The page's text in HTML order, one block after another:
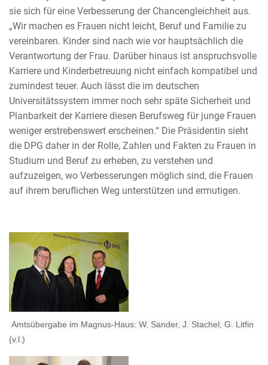
sie sich für eine Verbesserung der Chancengleichheit aus.
„Wir machen es Frauen nicht leicht, Beruf und Familie zu
vereinbaren. Kinder sind nach wie vor hauptsächlich die
Verantwortung der Frau. Darüber hinaus ist anspruchsvolle
Karriere und Kinderbetreuung nicht einfach kompatibel und
zumindest teuer. Auch lässt die im deutschen
Universitätssystem immer noch sehr späte Sicherheit und
Planbarkeit der Karriere diesen Berufsweg für junge Frauen
weniger erstrebenswert erscheinen.“ Die Präsidentin sieht
die DPG daher in der Rolle, Zahlen und Fakten zu Frauen in
Studium und Beruf zu erheben, zu verstehen und
aufzuzeigen, wo Verbesserungen möglich sind, die Frauen
auf ihrem beruflichen Weg unterstützen und ermutigen.
Amtsübergabe im Magnus-Haus: W. Sander, J. Stachel, G. Litfin
(v.l.)